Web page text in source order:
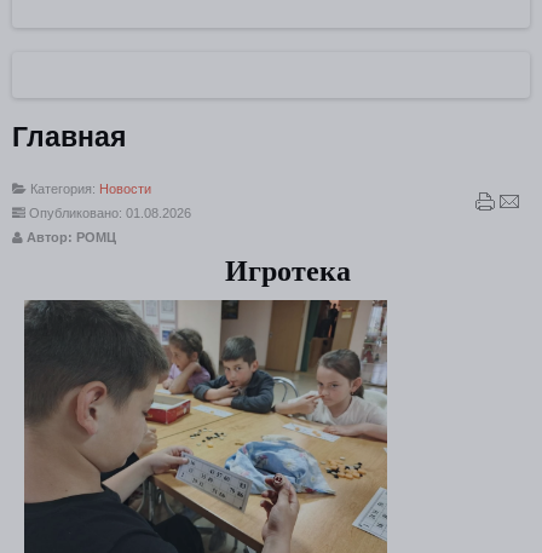
Главная
Категория: Новости
Опубликовано: 01.08.2026
Автор: РОМЦ
Игротека